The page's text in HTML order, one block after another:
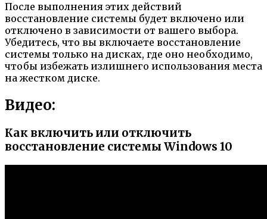
После выполнения этих действий
восстановление системы будет включено или
отключено в зависимости от вашего выбора.
Убедитесь, что вы включаете восстановление
системы только на дисках, где оно необходимо,
чтобы избежать излишнего использования места
на жестком диске.
Видео:
Как включить или отключить
восстановление системы Windows 10